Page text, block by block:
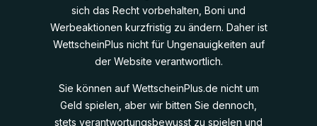
sich das Recht vorbehalten, Boni und
Werbeaktionen kurzfristig zu ändern. Daher ist
WettscheinPlus nicht für Ungenauigkeiten auf
der Website verantwortlich.
Sie können auf WettscheinPlus.de nicht um
Geld spielen, aber wir bitten Sie dennoch,
stets verantwortungsbewusst zu spielen und